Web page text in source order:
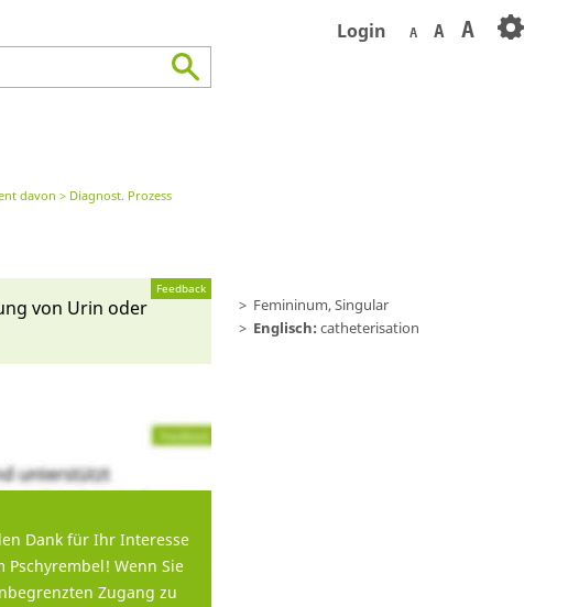
Login A A A
davon Diagnost. Prozess
Femininum, Singular
Englisch: catheterisation
Feedback
von Urin oder
Dank für Ihr Interesse
Pschyrembel! Wenn Sie
Zugang zu